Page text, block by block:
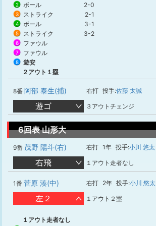
2 ボール 2-0
3 ストライク 2-1
4 ボール 3-1
5 ストライク 3-2
6 ファウル
7 ファウル
8
遊安
２アウト１塁
8番 阿部 泰生(捕) 右打 投手:佐藤 太誠
遊ゴ ３アウトチェンジ
6回表 山形大
9番 茂野 陽斗(右) 右打 1年 投手:小川 悠太
右飛 １アウト走者なし
1番 菅原 湊(中) 右打 2年 投手:小川 悠太
左２ １アウト２塁
１アウト走者なし